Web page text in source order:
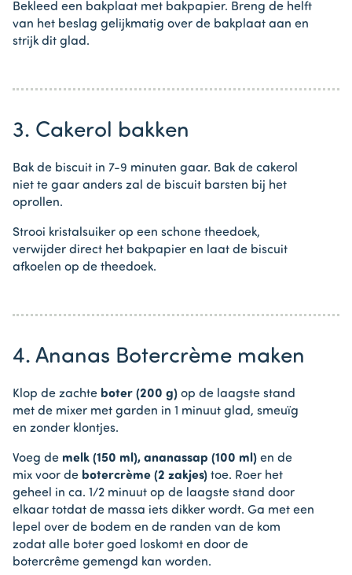
Bekleed een bakplaat met bakpapier. Breng de helft
van het beslag gelijkmatig over de bakplaat aan en
strijk dit glad.
3. Cakerol bakken
Bak de biscuit in 7-9 minuten gaar. Bak de cakerol
niet te gaar anders zal de biscuit barsten bij het
oprollen.
Strooi kristalsuiker op een schone theedoek,
verwijder direct het bakpapier en laat de biscuit
afkoelen op de theedoek.
4. Ananas Botercrème maken
Klop de zachte boter (200 g) op de laagste stand
met de mixer met garden in 1 minuut glad, smeuïg
en zonder klontjes.
Voeg de melk (150 ml), ananassap (100 ml) en de
mix voor de botercrème (2 zakjes) toe. Roer het
geheel in ca. 1/2 minuut op de laagste stand door
elkaar totdat de massa iets dikker wordt. Ga met een
lepel over de bodem en de randen van de kom
zodat alle boter goed loskomt en door de
botercrême gemengd kan worden.